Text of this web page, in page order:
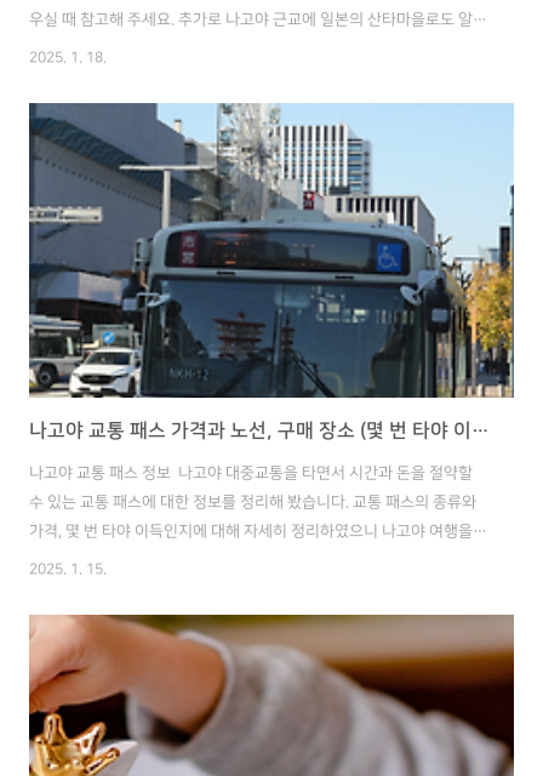
우실 때 참고해 주세요. 추가로 나고야 근교에 일본의 산타마을로도 알려
진 시라카와고도 갔으니 그 비용도 함께 공유드리겠습니다 :) 목차나고야
요금 일본은 여행 물가는 괜찮은데, 호텔 요금과 교통비가 좀 비싼 편입
니다.호텔은 요금이 좀 더 비싼 이유는 아마도 도시세 때문인 것 같습니
다. 가격은 준성수기 사카에역 근처 3성급 호텔은 1박에 15만원 정도 합
니다.같은 호텔 기준 성수기는 20만원 정도 하는 것 같습니다. 숙박 비용
: 1박에 15만원 제가 머문 사카에 역 근처에 있는 호텔은방은 작..
2025. 1. 18.
나고야 교통 패스 가격과 노선, 구매 장소 (몇 번 타야 이득?)
나고야 교통 패스 정보 나고야 대중교통을 타면서 시간과 돈을 절약할
수 있는 교통 패스에 대한 정보를 정리해 봤습니다. 교통 패스의 종류와
가격, 몇 번 타야 이득인지에 대해 자세히 정리하였으니 나고야 여행을
앞두신 분들은 참고하셔서 즐거운 여행이 되길 바라겠습니다! 목차나고
야 지하철 요금 나고야 지하철, 버스 기본요금은 210엔이고, 구간에 따
라 340엔까지 나올 수 있는데, 거리를 감안하면 한국보다 비싼 편입니
다. 때문에 지하철/버스 패스를 구매하면 돈을 세이브할 수 있고, 더 중요
한 건 매번 현금으로 표를 사진 않아도 돼서 시간을 절약할 수 있습니
다. 공식 홈페이지 : www.kotsu.city.nagoya.jp구분1구간..
2025. 1. 15.